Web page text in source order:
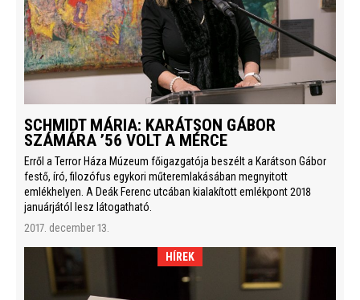
SCHMIDT MÁRIA: KARÁTSON GÁBOR
SZÁMÁRA ’56 VOLT A MÉRCE
Erről a Terror Háza Múzeum főigazgatója beszélt a Karátson Gábor
festő, író, filozófus egykori műteremlakásában megnyitott
emlékhelyen. A Deák Ferenc utcában kialakított emlékpont 2018
januárjától lesz látogatható.
2017. december 13.
HÍREK